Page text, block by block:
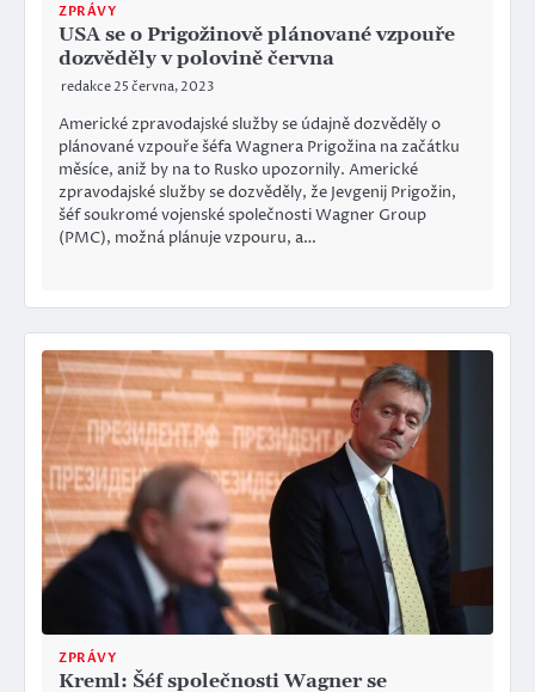
ZPRÁVY
USA se o Prigožinově plánované vzpouře
dozvěděly v polovině června
redakce25 června, 2023
Americké zpravodajské služby se údajně dozvěděly o
plánované vzpouře šéfa Wagnera Prigožina na začátku
měsíce, aniž by na to Rusko upozornily. Americké
zpravodajské služby se dozvěděly, že Jevgenij Prigožin,
šéf soukromé vojenské společnosti Wagner Group
(PMC), možná plánuje vzpouru, a…
ZPRÁVY
Kreml: Šéf společnosti Wagner se